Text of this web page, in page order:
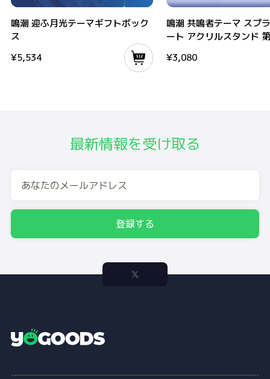
鳴潮 迎ふ月光テーマギフトボック
ス
¥5,534
鳴潮 共鳴者テーマ スプ
ート アクリルスタンド
¥3,080
最新情報を受け取る
登録する
g